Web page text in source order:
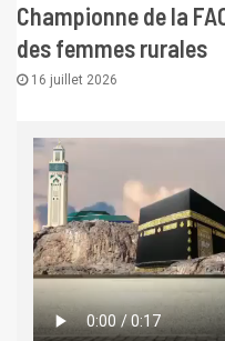
Championne de la
des femmes rurales
16 juillet 2026